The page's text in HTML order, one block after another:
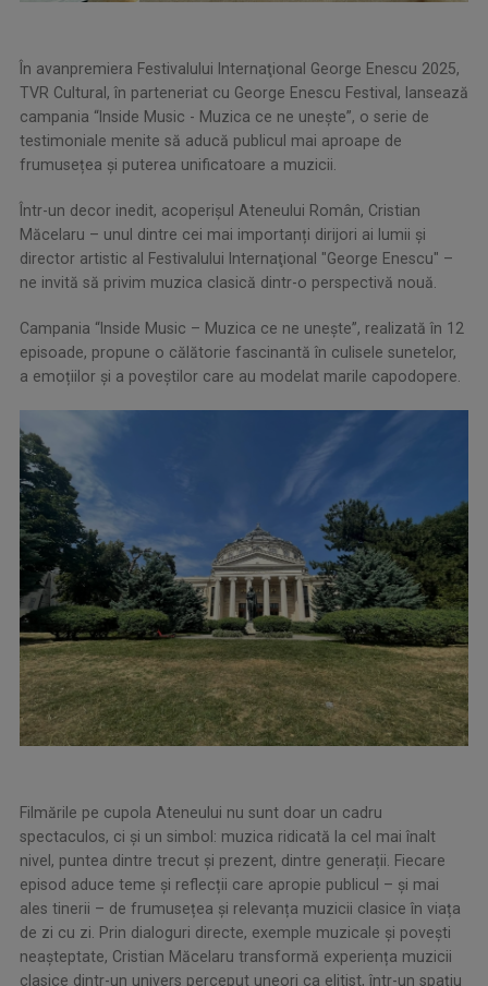
În avanpremiera Festivalului Internaţional George Enescu 2025,
TVR Cultural, în parteneriat cu George Enescu Festival, lansează
campania “Inside Music - Muzica ce ne uneşte”, o serie de
testimoniale menite să aducă publicul mai aproape de
frumusețea și puterea unificatoare a muzicii.
Într-un decor inedit, acoperișul Ateneului Român, Cristian
Măcelaru – unul dintre cei mai importanți dirijori ai lumii și
director artistic al Festivalului Internaţional "George Enescu" –
ne invită să privim muzica clasică dintr-o perspectivă nouă.
Campania “Inside Music – Muzica ce ne uneşte”, realizată în 12
episoade, propune o călătorie fascinantă în culisele sunetelor,
a emoțiilor și a poveştilor care au modelat marile capodopere.
Filmările pe cupola Ateneului nu sunt doar un cadru
spectaculos, ci și un simbol: muzica ridicată la cel mai înalt
nivel, puntea dintre trecut și prezent, dintre generații. Fiecare
episod aduce teme și reflecții care apropie publicul – și mai
ales tinerii – de frumusețea și relevanța muzicii clasice în viața
de zi cu zi. Prin dialoguri directe, exemple muzicale și povești
neașteptate, Cristian Măcelaru transformă experiența muzicii
clasice dintr-un univers perceput uneori ca elitist, într-un spațiu